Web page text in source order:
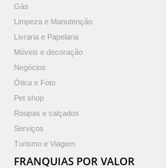
Gás
Limpeza e Manutenção
Livraria e Papelaria
Móveis e decoração
Negócios
Ótica e Foto
Pet shop
Roupas e calçados
Serviços
Turismo e Viagem
FRANQUIAS POR VALOR